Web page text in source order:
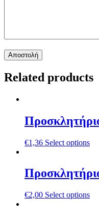
Related products
€1,36 Select options
€2,00 Select options